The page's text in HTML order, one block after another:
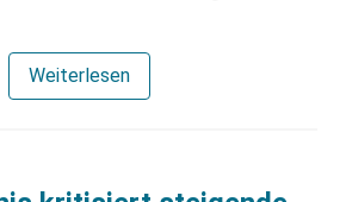
Weiterlesen